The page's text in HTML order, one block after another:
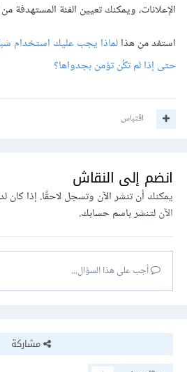
الإعلانات، ويمكنك تعيين الفئة المستهدفة من
استفد من هذالماذا يجب عليك استخدام
حتى إذا لم تكُن تؤمن بجدواها؟
اقتباس
انضم إلى النقاش
يمكنك أن تنشر الآن وتسجل لاحقًا. إذا
الآنلتنشر باسم حسابك.
أجب على هذا السؤال...
مشاركة